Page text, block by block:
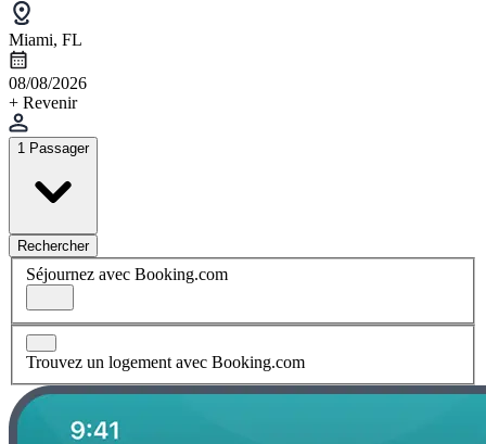
Miami, FL
08/08/2026
+ Revenir
1 Passager
Rechercher
Séjournez avec Booking.com
Trouvez un logement avec Booking.com